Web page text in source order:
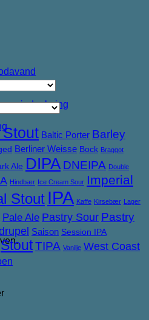
og indpakning
Baltic Porter Barley
Berliner Weisse Bock Braggot
Ale DIPA DNEIPA Double
Hindbær Ice Cream Sour Imperial
Stout IPA Kaffe Kirsebær Lager
Pale Ale Pastry Sour Pastry
Saison Session IPA
StoutTIPA Vanilje West Coast